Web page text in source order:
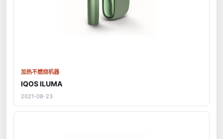
加热不燃烧机器
IQOS ILUMA
2021-08-23